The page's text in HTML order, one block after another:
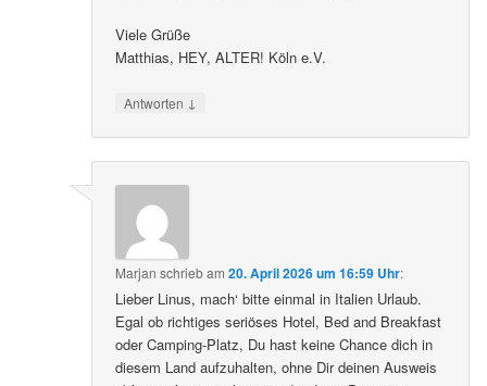
Viele Grüße
Matthias, HEY, ALTER! Köln e.V.
Antworten ↓
Marjan schriebam20. April 2026 um 16:59 Uhr:
Lieber Linus, mach‘ bitte einmal in Italien Urlaub.
Egal ob richtiges seriöses Hotel, Bed and Breakfast
oder Camping-Platz, Du hast keine Chance dich in
diesem Land aufzuhalten, ohne Dir deinen Ausweis